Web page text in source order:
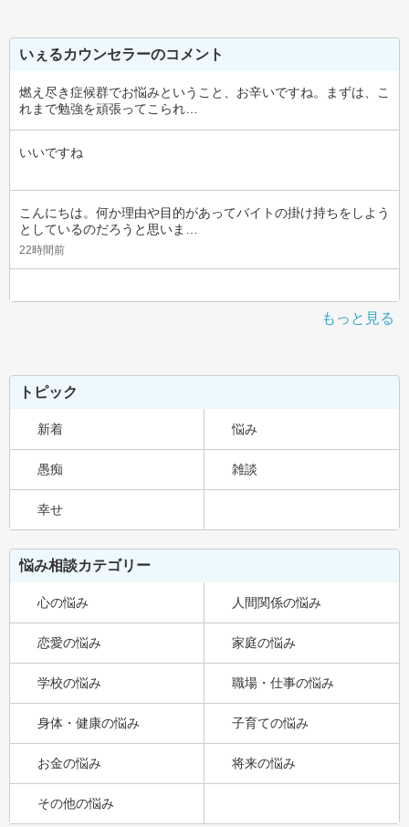
いぇるカウンセラーのコメント
燃え尽き症候群でお悩みということ、お辛いですね。まずは、こ
れまで勉強を頑張ってこられ…
いいですね
こんにちは。何か理由や目的があってバイトの掛け持ちをしよう
としているのだろうと思いま…
22時間前
もっと見る
トピック
新着 悩み
愚痴 雑談
幸せ
悩み相談カテゴリー
心の悩み 人間関係の悩み
恋愛の悩み 家庭の悩み
学校の悩み 職場・仕事の悩み
身体・健康の悩み 子育ての悩み
お金の悩み 将来の悩み
その他の悩み